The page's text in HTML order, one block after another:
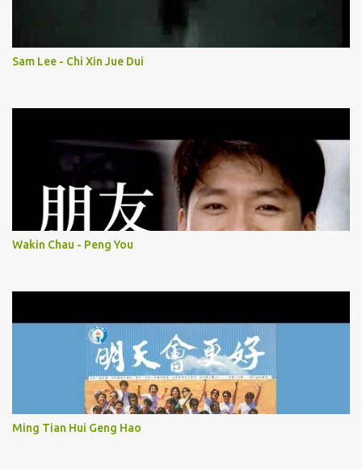
Sam Lee - Chi Xin Jue Dui
Wakin Chau - Peng You
Ming Tian Hui Geng Hao